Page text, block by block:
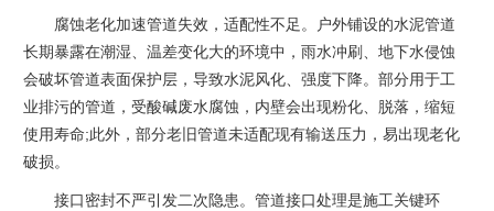
腐蚀老化加速管道失效，适配性不足。户外铺设的水泥管道
长期暴露在潮湿、温差变化大的环境中，雨水冲刷、地下水侵蚀
会破坏管道表面保护层，导致水泥风化、强度下降。部分用于工
业排污的管道，受酸碱废水腐蚀，内壁会出现粉化、脱落，缩短
使用寿命;此外，部分老旧管道未适配现有输送压力，易出现老化
破损。
接口密封不严引发二次隐患。管道接口处理是施工关键环